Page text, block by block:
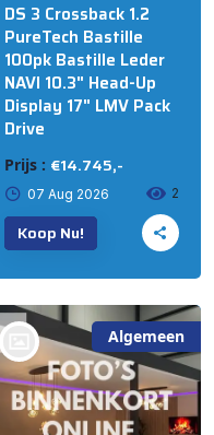
DS 3 Crossback 1.2
PureTech Bastille
100pk Bastille Leder
NAVI 10.3" Head-Up
Display 17" LMV Pack
Drive
Prijs : €14.745,-
07 Aug 2026 2
Koop Nu!
Algemeen